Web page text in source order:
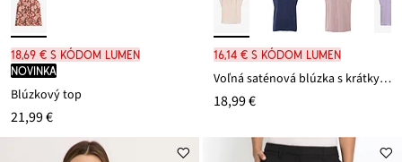
18,69 € s kódom LUMEN
novinka
Blúzkový top
21,99 €
16,14 € s kódom LUMEN
Voľná saténová blúzka s krátkym rukávom
18,99 €